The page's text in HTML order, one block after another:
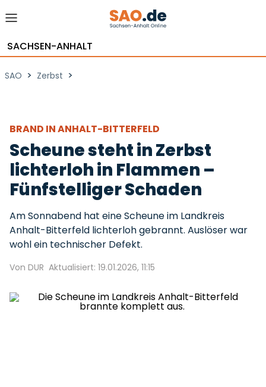
SACHSEN-ANHALT
SAO > Zerbst >
BRAND IN ANHALT-BITTERFELD
Scheune steht in Zerbst
lichterloh in Flammen –
Fünfstelliger Schaden
Am Sonnabend hat eine Scheune im Landkreis
Anhalt-Bitterfeld lichterloh gebrannt. Auslöser war
wohl ein technischer Defekt.
Von DUR Aktualisiert: 19.01.2026, 11:15